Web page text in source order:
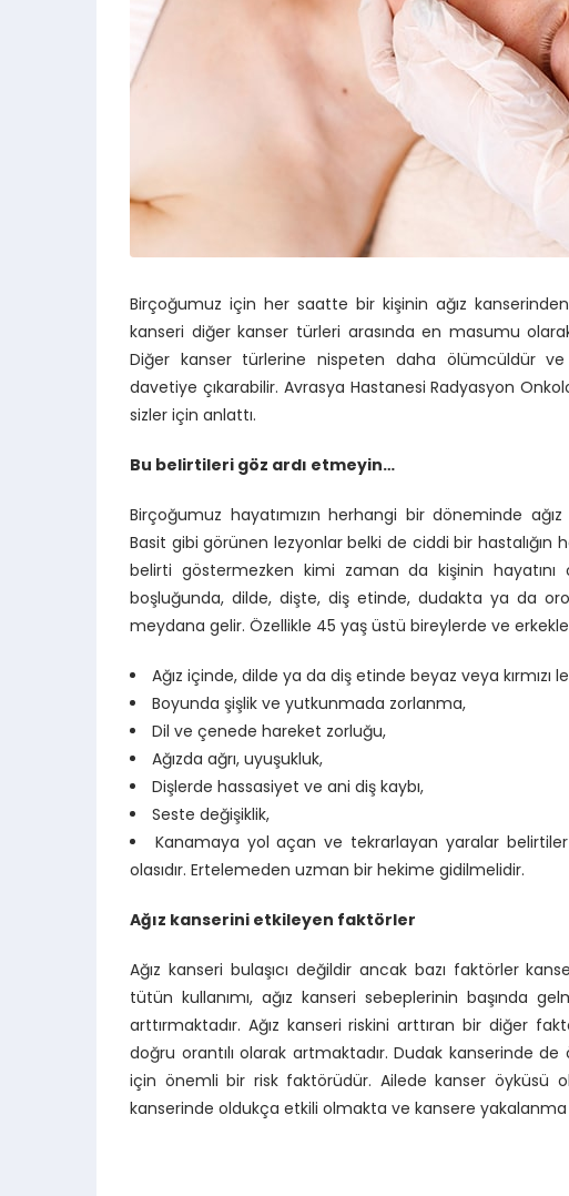
Birçoğumuz için her saatte bir kişinin ağız
kanseri diğer kanser türleri arasında en masumu
Diğer kanser türlerine nispeten daha ölümcüldür
davetiye çıkarabilir. Avrasya Hastanesi Radyasyon
sizler için anlattı.
Bu belirtileri göz ardı etmeyin…
Birçoğumuz hayatımızın herhangi bir döneminde ağız
Basit gibi görünen lezyonlar belki de ciddi bir
belirti göstermezken kimi zaman da kişinin hayatını
boşluğunda, dilde, dişte, diş etinde, dudakta ya da
meydana gelir. Özellikle 45 yaş üstü bireylerde ve
Ağız içinde, dilde ya da diş etinde beyaz veya kırmızı
Boyunda şişlik ve yutkunmada zorlanma,
Dil ve çenede hareket zorluğu,
Ağızda ağrı, uyuşukluk,
Dişlerde hassasiyet ve ani diş kaybı,
Seste değişiklik,
Kanamaya yol açan ve tekrarlayan yaralar
olasıdır. Ertelemeden uzman bir hekime gidilmelidir.
Ağız kanserini etkileyen faktörler
Ağız kanseri bulaşıcı değildir ancak bazı faktörler
tütün kullanımı, ağız kanseri sebeplerinin başında
arttırmaktadır. Ağız kanseri riskini arttıran bir diğer
doğru orantılı olarak artmaktadır. Dudak kanserinde de
için önemli bir risk faktörüdür. Ailede kanser öyküsü
kanserinde oldukça etkili olmakta ve kansere yakalanma